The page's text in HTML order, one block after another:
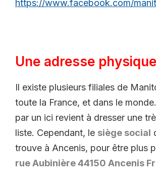
https://www.facebook.com/
Une adresse physique
Il existe plusieurs filiales de
toute la France, et dans le
par un ici revient à dresser une
liste. Cependant, le siège social
trouve à Ancenis, pour être plus
rue Aubinière 44150 Ancenis